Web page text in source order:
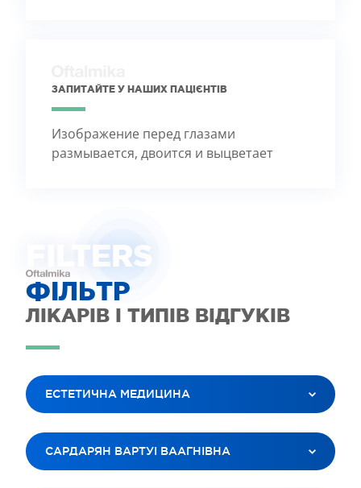
ЗАПИТАЙТЕ У НАШИХ ПАЦІЄНТІВ
Изображение перед глазами
размывается, двоится и выцветает
FILTERS
ФІЛЬТР
ЛІКАРІВ І ТИПІВ ВІДГУКІВ
ЕСТЕТИЧНА МЕДИЦИНА
ВСІ ПОСЛУГИ
ЛАЗЕРНА КОРЕКЦІЯ ЗОРУ
САРДАРЯН ВАРТУІ ВААГНІВНА